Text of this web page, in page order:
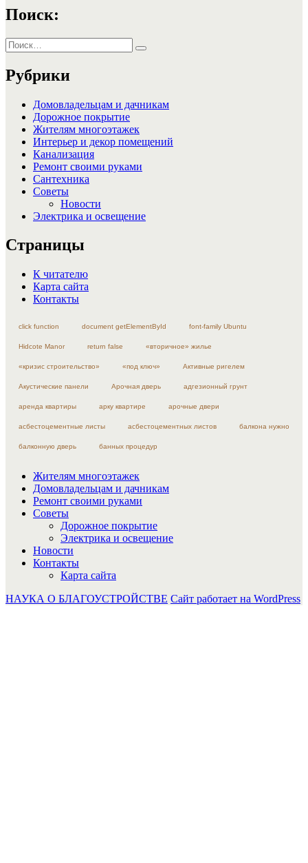
Поиск:
Искать:
Поиск
Рубрики
Домовладельцам и дачникам
Дорожное покрытие
Жителям многоэтажек
Интерьер и декор помещений
Канализация
Ремонт своими руками
Сантехника
Советы
Новости
Электрика и освещение
Страницы
К читателю
Карта сайта
Контакты
click function document getElementById font-family Ubuntu
Hidcote Manor return false «вторичное» жилье
«кризис строительство» «под ключ» Активные ригелем
Акустические панели Арочная дверь адгезионный грунт
аренда квартиры арку квартире арочные двери
асбестоцементные листы асбестоцементных листов балкона нужно
балконную дверь банных процедур
Жителям многоэтажек
Домовладельцам и дачникам
Ремонт своими руками
Советы
Дорожное покрытие
Электрика и освещение
Новости
Контакты
Карта сайта
НАУКА О БЛАГОУСТРОЙСТВЕ Сайт работает на WordPress